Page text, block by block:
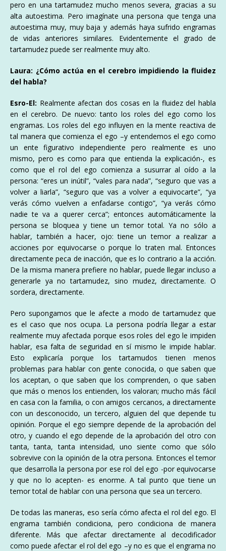
pero en una tartamudez mucho menos severa, gracias a su
alta autoestima. Pero imagínate una persona que tenga una
autoestima muy, muy baja y además haya sufrido engramas
de vidas anteriores similares. Evidentemente el grado de
tartamudez puede ser realmente muy alto.
Laura: ¿Cómo actúa en el cerebro impidiendo la fluidez
del habla?
Esro-El: Realmente afectan dos cosas en la fluidez del habla
en el cerebro. De nuevo: tanto los roles del ego como los
engramas. Los roles del ego influyen en la mente reactiva de
tal manera que comienza el ego –y entendemos el ego como
un ente figurativo independiente pero realmente es uno
mismo, pero es como para que entienda la explicación-, es
como que el rol del ego comienza a susurrar al oído a la
persona: “eres un inútil”, “vales para nada”, “seguro que vas a
volver a liarla”, “seguro que vas a volver a equivocarte”, “ya
verás cómo vuelven a enfadarse contigo”, “ya verás cómo
nadie te va a querer cerca”; entonces automáticamente la
persona se bloquea y tiene un temor total. Ya no sólo a
hablar, también a hacer, ojo: tiene un temor a realizar a
acciones por equivocarse o porque lo traten mal. Entonces
directamente peca de inacción, que es lo contrario a la acción.
De la misma manera prefiere no hablar, puede llegar incluso a
generarle ya no tartamudez, sino mudez, directamente. O
sordera, directamente.
Pero supongamos que le afecte a modo de tartamudez que
es el caso que nos ocupa. La persona podría llegar a estar
realmente muy afectada porque esos roles del ego le impiden
hablar, esa falta de seguridad en sí mismo le impide hablar.
Esto explicaría porque los tartamudos tienen menos
problemas para hablar con gente conocida, o que saben que
los aceptan, o que saben que los comprenden, o que saben
que más o menos los entienden, los valoran; mucho más fácil
en casa con la familia, o con amigos cercanos, a directamente
con un desconocido, un tercero, alguien del que depende tu
opinión. Porque el ego siempre depende de la aprobación del
otro, y cuando el ego depende de la aprobación del otro con
tanta, tanta, tanta intensidad, uno siente como que sólo
sobrevive con la opinión de la otra persona. Entonces el temor
que desarrolla la persona por ese rol del ego -por equivocarse
y que no lo acepten- es enorme. A tal punto que tiene un
temor total de hablar con una persona que sea un tercero.
De todas las maneras, eso sería cómo afecta el rol del ego. El
engrama también condiciona, pero condiciona de manera
diferente. Más que afectar directamente al decodificador
como puede afectar el rol del ego –y no es que el engrama no